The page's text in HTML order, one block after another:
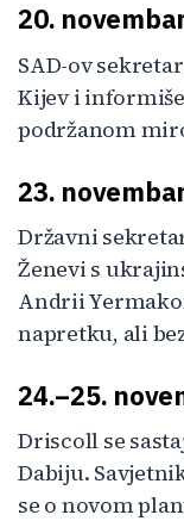
20.
SAD-ov
Kijev i
podržanom
23.
Državni
Ženevi s
Andrii
napretku, ali
24.–25.
Driscoll se
Dabiju.
se o novom